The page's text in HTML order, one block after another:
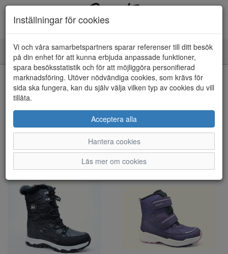
Toggle
navigation
Visa filter
Barn - Kängor/Boots (57 artiklar)
Sortera efter:
Inställningar för cookies
Vi och våra samarbetspartners sparar referenser till ditt besök
på din enhet för att kunna erbjuda anpassade funktioner,
spara besöksstatistik och för att möjliggöra personifierad
marknadsföring. Utöver nödvändiga cookies, som krävs för
sida ska fungera, kan du själv välja vilken typ av cookies du vill
tillåta.
Acceptera alla
Hantera cookies
Läs mer om cookies